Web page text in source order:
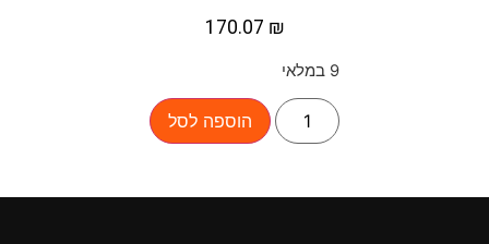
170.07 ₪
9 במלאי
הוספה לסל